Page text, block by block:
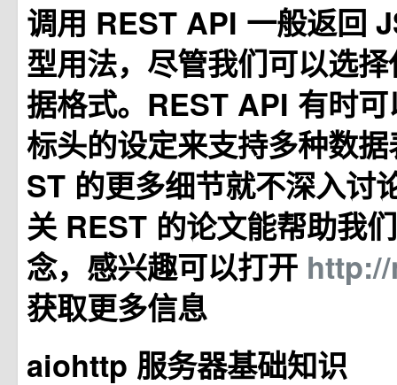
调用 REST API 一般返回
型用法，尽管我们可以选
据格式。REST API 有时
标头的设定来支持多种数
ST 的更多细节就不深入讨
关 REST 的论文能帮助我
念，感兴趣可以打开
获取更多信息
aiohttp 服务器基础知识